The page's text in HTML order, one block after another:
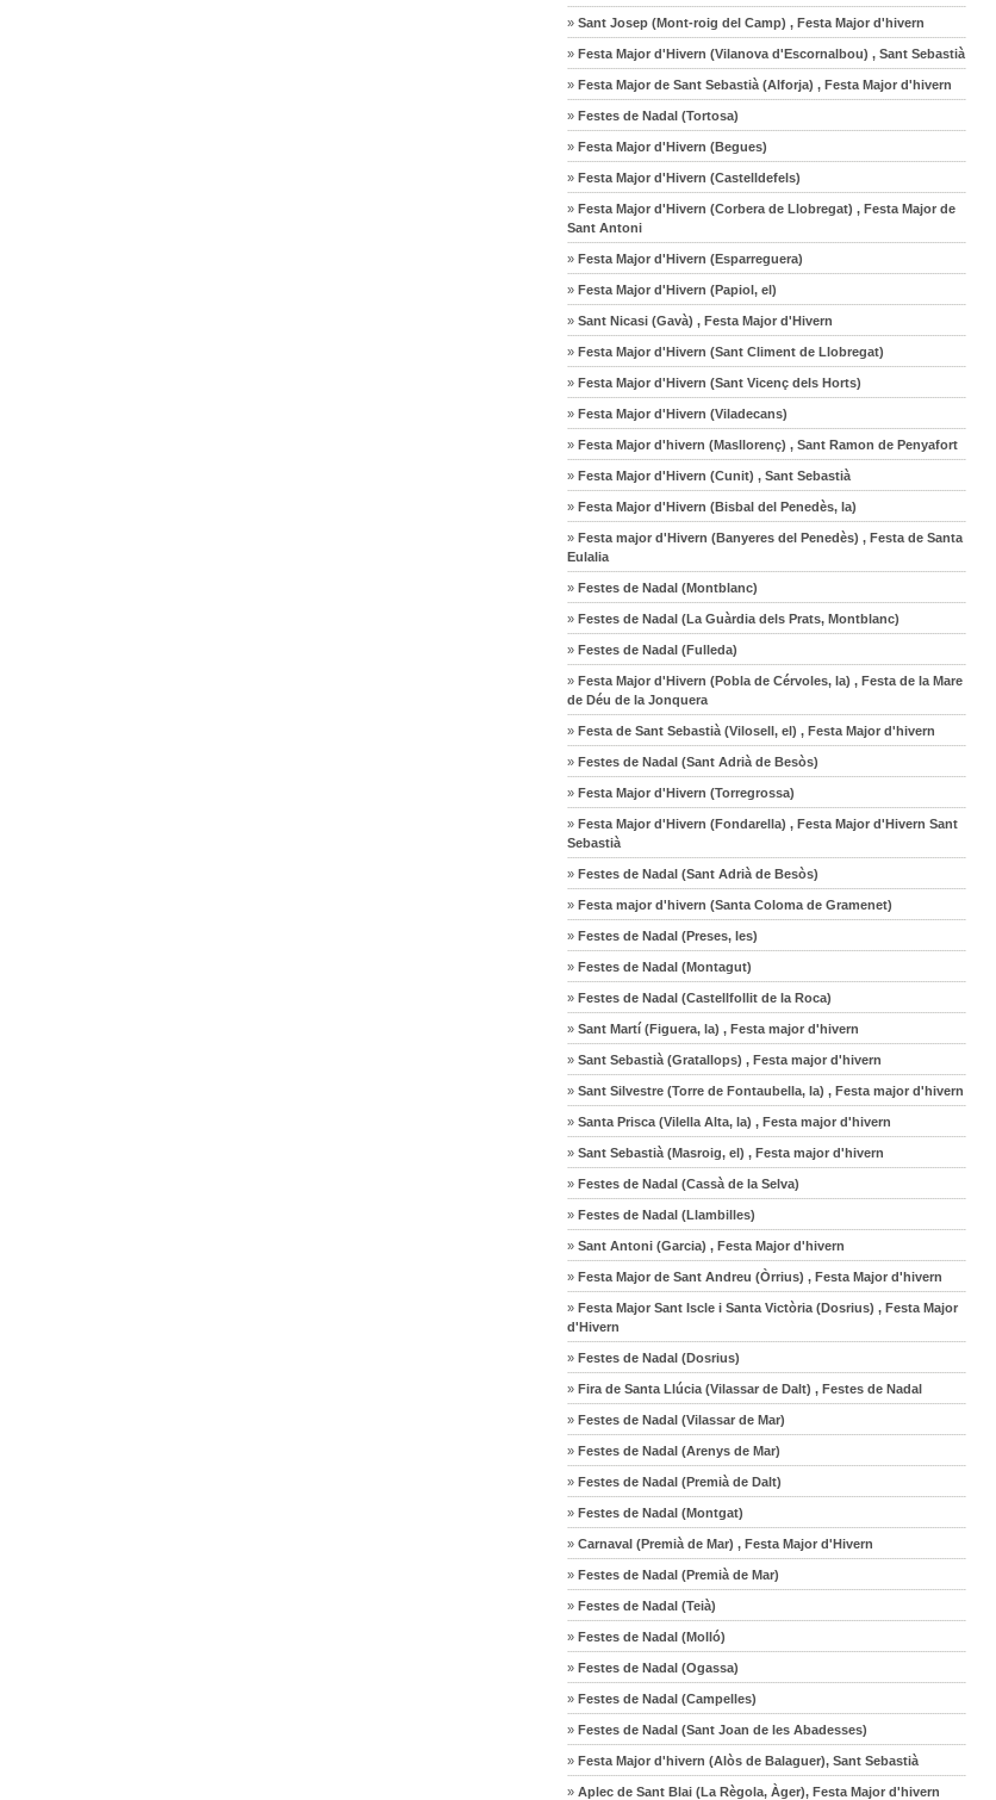
» Sant Josep (Mont-roig del Camp) , Festa Major d'hivern
» Festa Major d'Hivern (Vilanova d'Escornalbou) , Sant Sebastià
» Festa Major de Sant Sebastià (Alforja) , Festa Major d'hivern
» Festes de Nadal (Tortosa)
» Festa Major d'Hivern (Begues)
» Festa Major d'Hivern (Castelldefels)
» Festa Major d'Hivern (Corbera de Llobregat) , Festa Major de
Sant Antoni
» Festa Major d'Hivern (Esparreguera)
» Festa Major d'Hivern (Papiol, el)
» Sant Nicasi (Gavà) , Festa Major d'Hivern
» Festa Major d'Hivern (Sant Climent de Llobregat)
» Festa Major d'Hivern (Sant Vicenç dels Horts)
» Festa Major d'Hivern (Viladecans)
» Festa Major d'hivern (Masllorenç) , Sant Ramon de Penyafort
» Festa Major d'Hivern (Cunit) , Sant Sebastià
» Festa Major d'Hivern (Bisbal del Penedès, la)
» Festa major d'Hivern (Banyeres del Penedès) , Festa de Santa
Eulalia
» Festes de Nadal (Montblanc)
» Festes de Nadal (La Guàrdia dels Prats, Montblanc)
» Festes de Nadal (Fulleda)
» Festa Major d'Hivern (Pobla de Cérvoles, la) , Festa de la Mare
de Déu de la Jonquera
» Festa de Sant Sebastià (Vilosell, el) , Festa Major d'hivern
» Festes de Nadal (Sant Adrià de Besòs)
» Festa Major d'Hivern (Torregrossa)
» Festa Major d'Hivern (Fondarella) , Festa Major d'Hivern Sant
Sebastià
» Festes de Nadal (Sant Adrià de Besòs)
» Festa major d'hivern (Santa Coloma de Gramenet)
» Festes de Nadal (Preses, les)
» Festes de Nadal (Montagut)
» Festes de Nadal (Castellfollit de la Roca)
» Sant Martí (Figuera, la) , Festa major d'hivern
» Sant Sebastià (Gratallops) , Festa major d'hivern
» Sant Silvestre (Torre de Fontaubella, la) , Festa major d'hivern
» Santa Prisca (Vilella Alta, la) , Festa major d'hivern
» Sant Sebastià (Masroig, el) , Festa major d'hivern
» Festes de Nadal (Cassà de la Selva)
» Festes de Nadal (Llambilles)
» Sant Antoni (Garcia) , Festa Major d'hivern
» Festa Major de Sant Andreu (Òrrius) , Festa Major d'hivern
» Festa Major Sant Iscle i Santa Victòria (Dosrius) , Festa Major
d'Hivern
» Festes de Nadal (Dosrius)
» Fira de Santa Llúcia (Vilassar de Dalt) , Festes de Nadal
» Festes de Nadal (Vilassar de Mar)
» Festes de Nadal (Arenys de Mar)
» Festes de Nadal (Premià de Dalt)
» Festes de Nadal (Montgat)
» Carnaval (Premià de Mar) , Festa Major d'Hivern
» Festes de Nadal (Premià de Mar)
» Festes de Nadal (Teià)
» Festes de Nadal (Molló)
» Festes de Nadal (Ogassa)
» Festes de Nadal (Campelles)
» Festes de Nadal (Sant Joan de les Abadesses)
» Festa Major d'hivern (Alòs de Balaguer), Sant Sebastià
» Aplec de Sant Blai (La Règola, Àger), Festa Major d'hivern